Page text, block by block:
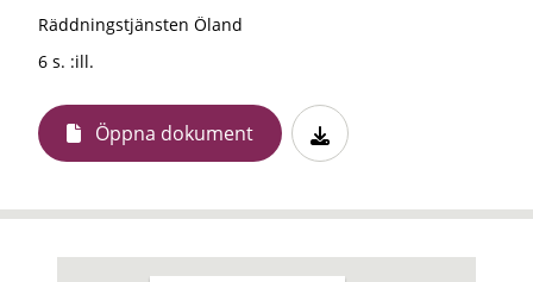
Räddningstjänsten Öland
6 s. :ill.
Öppna dokument